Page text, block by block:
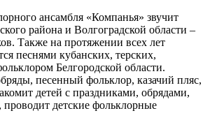
ансамбля «Компанья» звучит
района и Волгоградской области –
Также на протяжении всех лет
песнями кубанских, терских,
Белгородской области.
песенный фольклор, казачий пляс,
детей с праздниками, обрядами,
проводит детские фольклорные